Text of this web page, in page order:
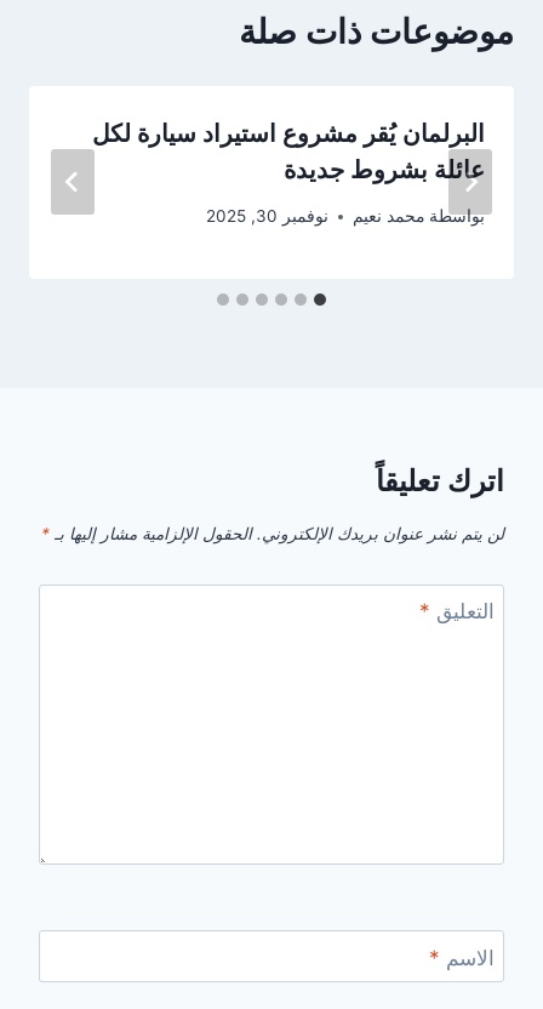
موضوعات ذات صلة
البرلمان يُقر مشروع استيراد سيارة لكل
عائلة بشروط جديدة
بواسطة محمد نعيم نوفمبر 30, 2025
اترك تعليقاً
لن يتم نشر عنوان بريدك الإلكتروني. الحقول الإلزامية مشار إليها بـ *
التعليق *
الاسم *